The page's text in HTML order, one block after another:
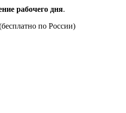
рабочего дня.
по России)